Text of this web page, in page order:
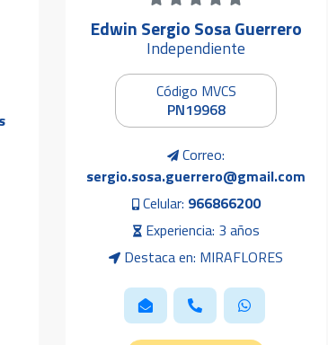
Edwin Sergio Sosa Guerrero
Independiente
Código MVCS
PN19968
Correo:
sergio.sosa.guerrero@gmail.com
Celular: 966866200
Experiencia: 3 años
Destaca en: MIRAFLORES